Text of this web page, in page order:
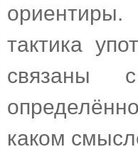
тактика
связаны
каком